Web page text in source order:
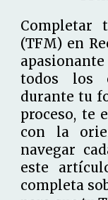
Completar
(TFM) en
todos los
durante tu
proceso, te
con la
navegar
este
completa